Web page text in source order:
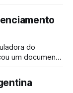
do país.
mais atrás de
estão
do
um documento
100 páginas:
de rádio